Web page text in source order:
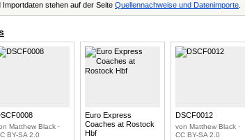
stehen auf der Seite Quellennachweise und Datenimporte
Matthew Black ·
BY-SA 2.0
Euro Express
Coaches at Rostock
Hbf
DSCF0012
von Matthew Black ·
CC BY-SA 2.0